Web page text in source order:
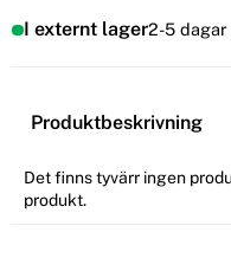
I externt lager2-5 dagar
Produktbeskrivning
Det finns tyvärr ingen
produkt.